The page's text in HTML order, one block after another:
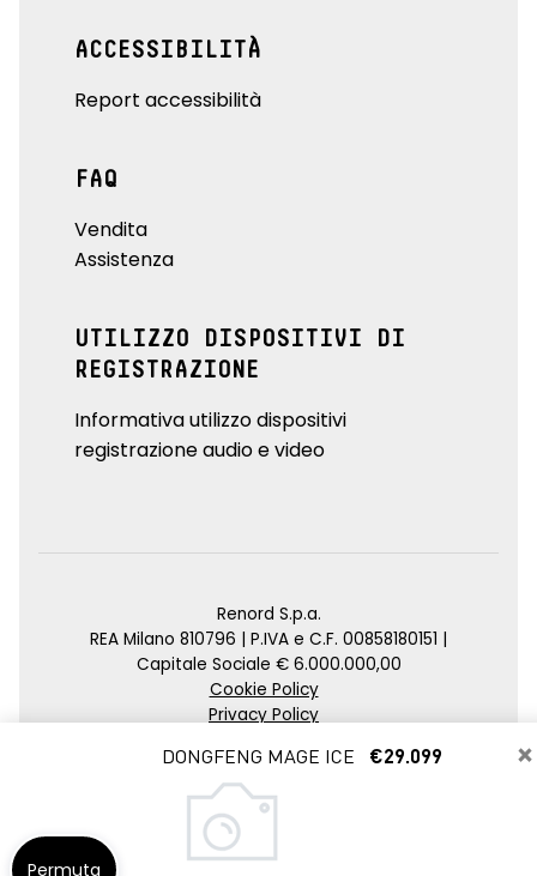
×
DONGFENG MAGE ICE €29.099
ACCESSIBILITÀ
Report accessibilità
FAQ
Vendita
Assistenza
UTILIZZO DISPOSITIVI DI
REGISTRAZIONE
Informativa utilizzo dispositivi
registrazione audio e video
Renord S.p.a.
REA Milano 810796 | P.IVA e C.F. 00858180151 |
Capitale Sociale € 6.000.000,00
Cookie Policy
Privacy Policy
Credits
Agenzia SEO
Permuta